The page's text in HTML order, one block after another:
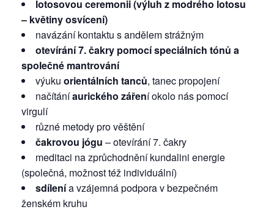
lotosovou ceremonii (výluh z modrého lotosu
– květiny osvícení)
navázání kontaktu s andělem strážným
otevírání 7. čakry pomocí speciálních tónů a
společné mantrování
výuku orientálních tanců, tanec propojení
načítáníaurického záření okolo nás pomocí
virgulí
různé metody pro věštění
čakrovou jógu – otevírání 7. čakry
meditaci na zprůchodnění kundalini energie
(společná, možnost též individuální)
sdílenía vzájemná podpora v bezpečném
ženském kruhu